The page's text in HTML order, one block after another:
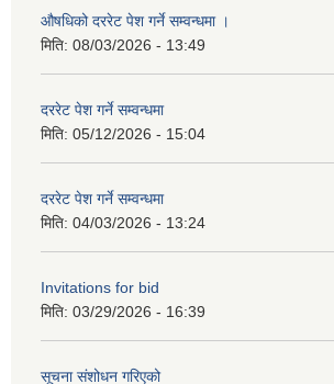
औषधिको दररेट पेश गर्ने सम्वन्धमा ।
मिति: 08/03/2026 - 13:49
दररेट पेश गर्ने सम्वन्धमा
मिति: 05/12/2026 - 15:04
दररेट पेश गर्ने सम्वन्धमा
मिति: 04/03/2026 - 13:24
Invitations for bid
मिति: 03/29/2026 - 16:39
सूचना संशोधन गरिएको